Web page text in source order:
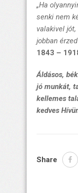
„Ha
senki nem
valakivel
jobban
1843 –
Áldásos,
jó munkát,
kellemes
kedves
Share